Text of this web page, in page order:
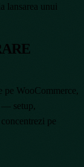
lansarea unui
pe WooCommerce,
— setup,
pe